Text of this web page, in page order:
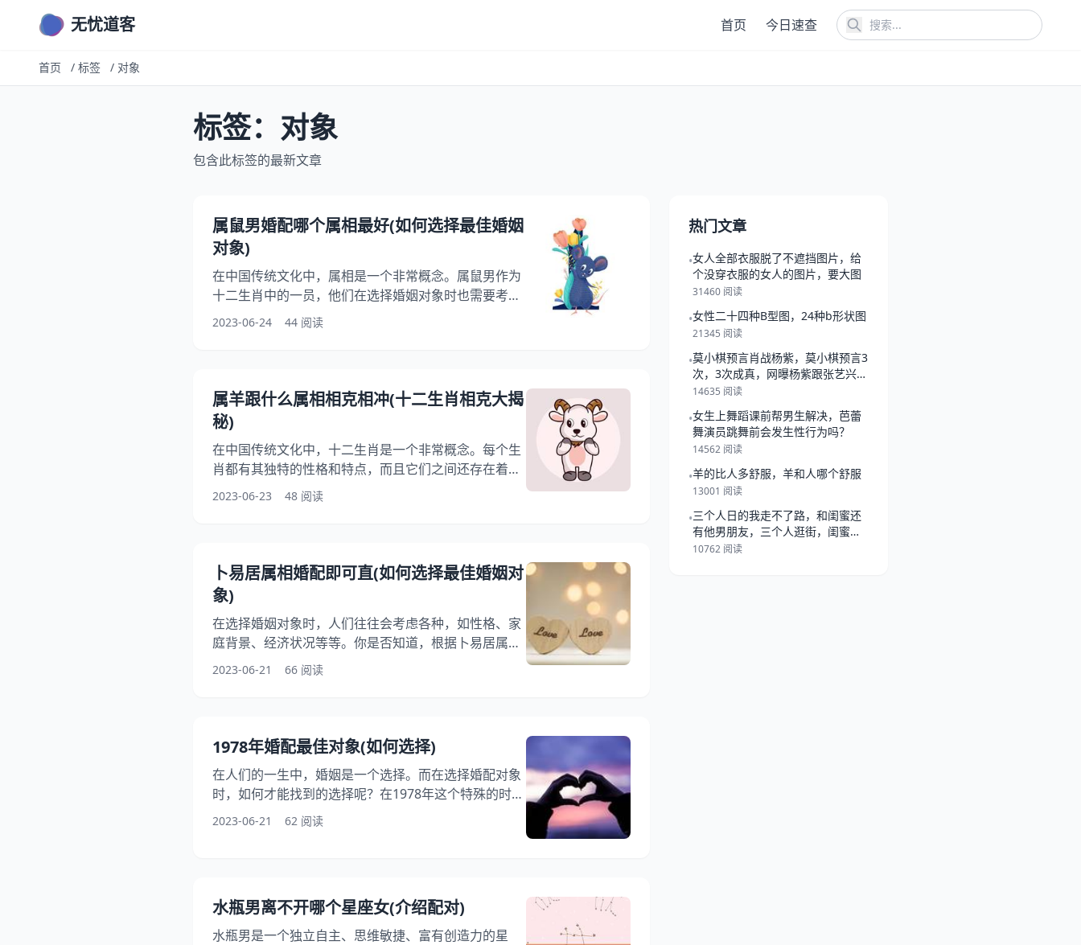
无忧道客 首页 今日速查
首页 / 标签 / 对象
标签：对象
包含此标签的最新文章
属鼠男婚配哪个属相最好(如何选择最佳婚姻
对象)
在中国传统文化中，属相是一个非常概念。属鼠男作为
十二生肖中的一员，他们在选择婚姻对象时也需要考虑
到对方的属相。属鼠男婚配哪个属相呢？这是一个备受
关注的话题。本文将从属鼠男的性格特点出发，分析不
了解属鼠男的性格特点。属鼠男通常具有聪明、机智、
灵活、敏感、善良、热情等特点。他们善于，有很强的
逻辑思维
2023-06-24 44 阅读
属羊跟什么属相相克相冲(十二生肖相克大揭
秘)
在中国传统文化中，十二生肖是一个非常概念。每个生
肖都有其独特的性格和特点，而且它们之间还存在着相
克和相冲的关系。在这些关系中，属羊也有其特定的相
克和相冲对象。本文将为大家介绍属羊跟什么属相相克
因为在中国传统文化中，羊和牛是相互排斥的动物。属
羊的人和属牛的人在一起，容易发生矛盾和冲突
2023-06-23 48 阅读
卜易居属相婚配即可直(如何选择最佳婚姻对
象)
在选择婚姻对象时，人们往往会考虑各种，如性格、家
庭背景、经济状况等等。你是否知道，根据卜易居属相
婚配，不同属相之间的配对也会影响婚姻的幸福程度。
本文将为大家介绍如何根据卜易居属相婚配选择婚姻对
常概念。属相是根据生肖年份来划分的，每个生肖年份
都对应着一个属相。根据卜易居属相婚配的
2023-06-21 66 阅读
1978年婚配最佳对象(如何选择)
在人们的一生中，婚姻是一个选择。而在选择婚配对象
时，如何才能找到的选择呢？在1978年这个特殊的时
期，社会背景和人们的观都有着很大的变化。本文将从
多个角度探讨如何选择1978年的婚配对象。 一、社会
破，人们开始更加注重个人的自由和选择
2023-06-21 62 阅读
水瓶男离不开哪个星座女(介绍配对)
水瓶男是一个独立自主、思维敏捷、富有创造力的星
热门文章
•女人全部衣服脱了不遮挡图片，给
个没穿衣服的女人的图片，要大图
31460 阅读
•女性二十四种B型图，24种b形状图
21345 阅读
•莫小棋预言肖战杨紫，莫小棋预言3
次，3次成真，网曝杨紫跟张艺兴在
一起，
14635 阅读
•女生上舞蹈课前帮男生解决，芭蕾
舞演员跳舞前会发生性行为吗？
14562 阅读
•羊的比人多舒服，羊和人哪个舒服
13001 阅读
•三个人日的我走不了路，和闺蜜还
有他男朋友，三个人逛街，闺蜜总
是跟她男朋
10762 阅读